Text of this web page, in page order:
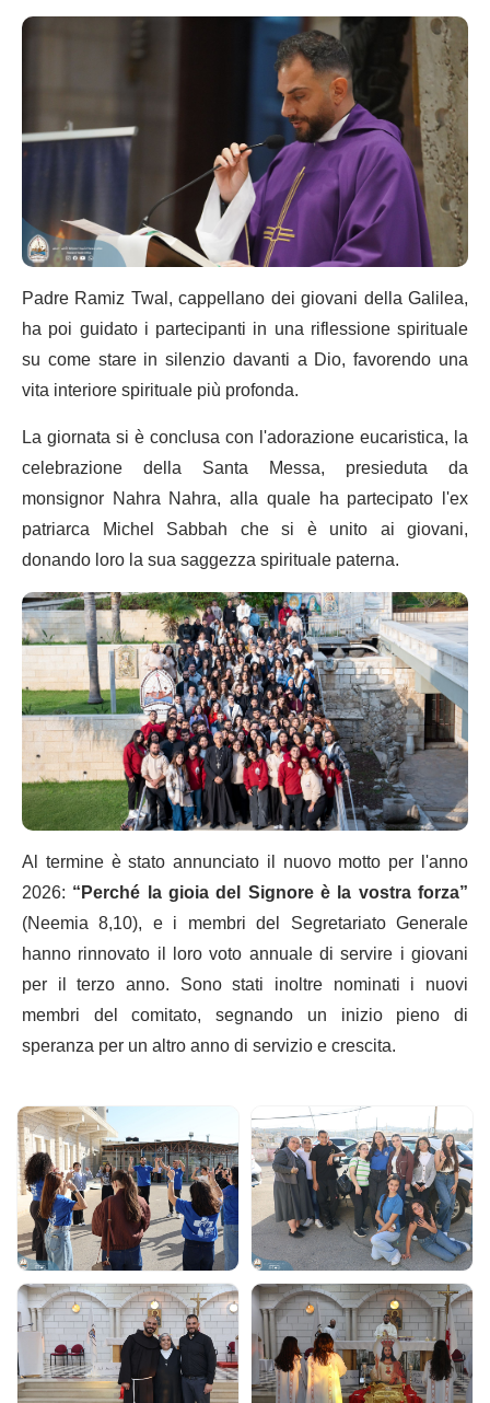
Padre Ramiz Twal, cappellano dei giovani della Galilea,
ha poi guidato i partecipanti in una riflessione spirituale
su come stare in silenzio davanti a Dio, favorendo una
vita interiore spirituale più profonda.
La giornata si è conclusa con l'adorazione eucaristica, la
celebrazione della Santa Messa, presieduta da
monsignor Nahra Nahra, alla quale ha partecipato l'ex
patriarca Michel Sabbah che si è unito ai giovani,
donando loro la sua saggezza spirituale paterna.
Al termine è stato annunciato il nuovo motto per l'anno
2026: “Perché la gioia del Signore è la vostra forza”
(Neemia 8,10), e i membri del Segretariato Generale
hanno rinnovato il loro voto annuale di servire i giovani
per il terzo anno. Sono stati inoltre nominati i nuovi
membri del comitato, segnando un inizio pieno di
speranza per un altro anno di servizio e crescita.